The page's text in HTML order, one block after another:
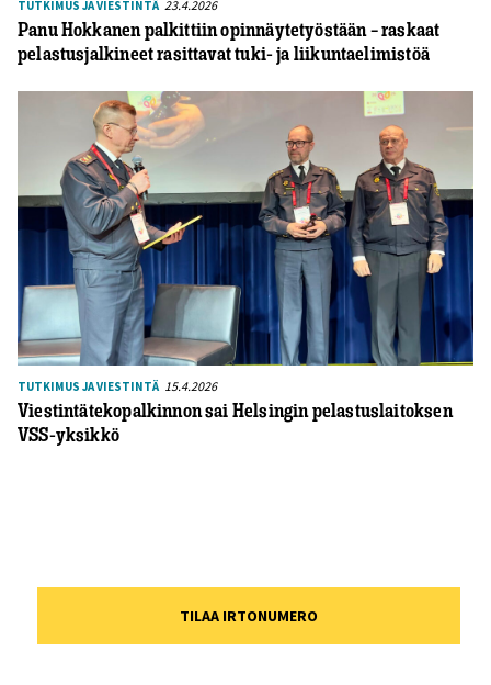
TUTKIMUS JA VIESTINTÄ 23.4.2026
Panu Hokkanen palkittiin opinnäytetyöstään – raskaat
pelastusjalkineet rasittavat tuki- ja liikuntaelimistöä
TUTKIMUS JA VIESTINTÄ 15.4.2026
Viestintätekopalkinnon sai Helsingin pelastuslaitoksen
VSS-yksikkö
TILAA IRTONUMERO